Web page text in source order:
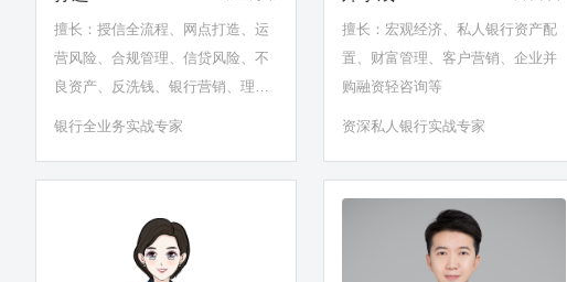
擅长：授信全流程、网点打造、运
营风险、合规管理、信贷风险、不
良资产、反洗钱、银行营销、理财
银行全业务实战专家
擅长：宏观经济、私人银行资产配
置、财富管理、客户营销、企业并
购融资轻咨询等
资深私人银行实战专家